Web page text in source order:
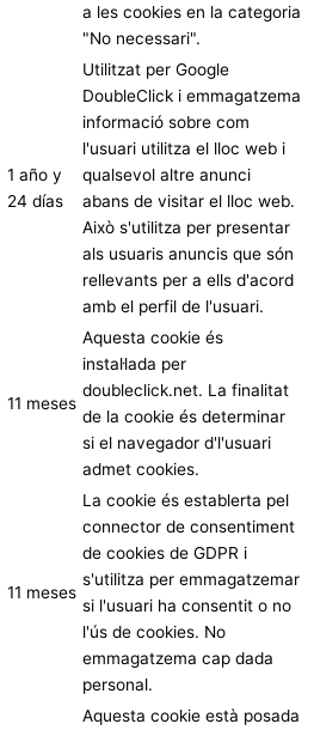
a les cookies en la categoria
"No necessari".
1 año y
24 días
Utilitzat per Google
DoubleClick i emmagatzema
informació sobre com
l'usuari utilitza el lloc web i
qualsevol altre anunci
abans de visitar el lloc web.
Això s'utilitza per presentar
als usuaris anuncis que són
rellevants per a ells d'acord
amb el perfil de l'usuari.
11 meses
Aquesta cookie és
instal·lada per
doubleclick.net. La finalitat
de la cookie és determinar
si el navegador d'l'usuari
admet cookies.
11 meses
La cookie és establerta pel
connector de consentiment
de cookies de GDPR i
s'utilitza per emmagatzemar
si l'usuari ha consentit o no
l'ús de cookies. No
emmagatzema cap dada
personal.
Aquesta cookie està posada